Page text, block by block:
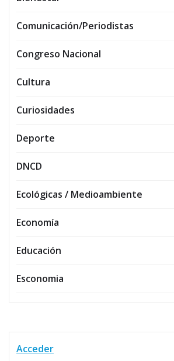
Comunicación/Periodistas
Congreso Nacional
Cultura
Curiosidades
Deporte
DNCD
Ecológicas / Medioambiente
Economía
Educación
Esconomia
Acceder